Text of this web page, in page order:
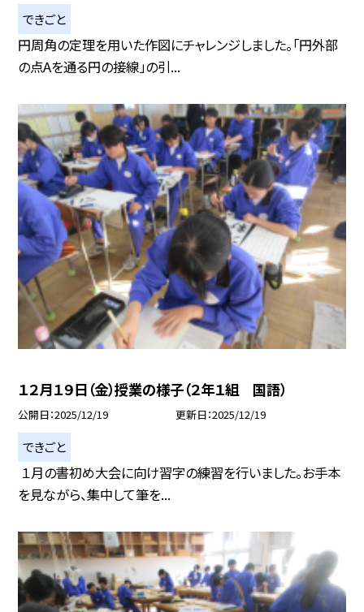
できごと
円周角の定理を用いた作図にチャレンジしました。「円外部
の点Aを通る円の接線」の引...
１２月１９日（金）授業の様子（２年１組 国語）
公開日 2025/12/19 更新日 2025/12/19
できごと
１月の書初め大会に向け習字の練習を行いました。お手本
を見ながら、集中して筆を...